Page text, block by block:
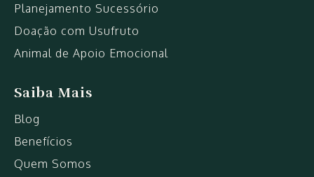
Planejamento Sucessório
Doação com Usufruto
Animal de Apoio Emocional
Saiba Mais
Blog
Benefícios
Quem Somos